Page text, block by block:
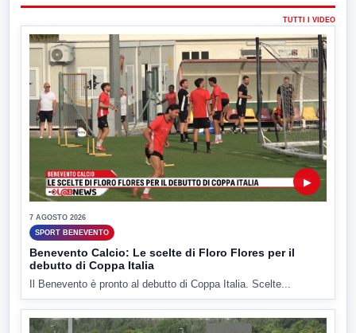
TUTTI I VIDEO
▶
7 AGOSTO 2026
SPORT BENEVENTO
Benevento Calcio: Le scelte di Floro Flores per il
debutto di Coppa Italia
Il Benevento è pronto al debutto di Coppa Italia. Scelte...